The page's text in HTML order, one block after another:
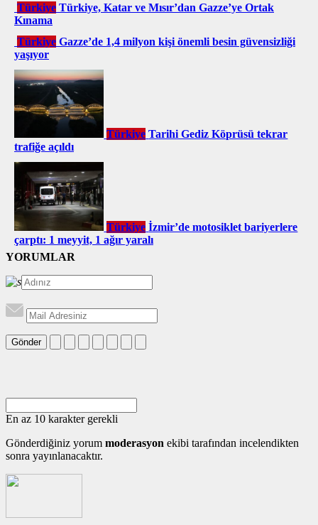
Türkiye Türkiye, Katar ve Mısır’dan Gazze’ye Ortak
Kınama
Türkiye Gazze’de 1,4 milyon kişi önemli besin güvensizliği
yaşıyor
Türkiye Tarihi Gediz Köprüsü tekrar
trafiğe açıldı
Türkiye İzmir’de motosiklet bariyerlere
çarptı: 1 meyyit, 1 ağır yaralı
YORUMLAR
Gönder
En az 10 karakter gerekli
Gönderdiğiniz yorum moderasyon ekibi tarafından incelendikten
sonra yayınlanacaktır.